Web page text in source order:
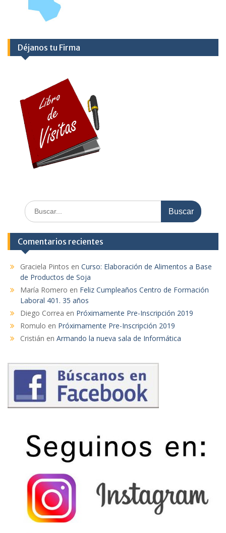
Déjanos tu Firma
Comentarios recientes
Graciela Pintos en Curso: Elaboración de Alimentos a Base
de Productos de Soja
María Romero en Feliz Cumpleaños Centro de Formación
Laboral 401. 35 años
Diego Correa en Próximamente Pre-Inscripción 2019
Romulo en Próximamente Pre-Inscripción 2019
Cristián en Armando la nueva sala de Informática